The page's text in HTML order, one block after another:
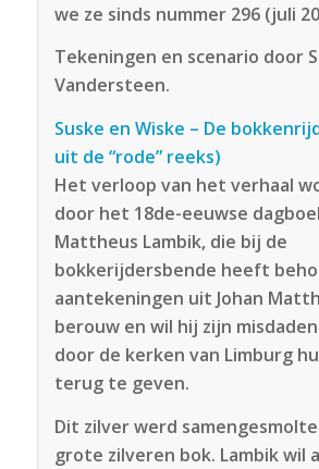
we ze sinds nummer 296 (juli
Tekeningen en scenario door
Vandersteen.
Suske en Wiske – De
uit de “rode” reeks)
Het verloop van het verhaal
door het 18de-eeuwse
Mattheus Lambik, die bij de
bokkerijdersbende heeft
aantekeningen uit Johan
berouw en wil hij zijn
door de kerken van Limburg
terug te geven.
Dit zilver werd
grote zilveren bok. Lambik wil